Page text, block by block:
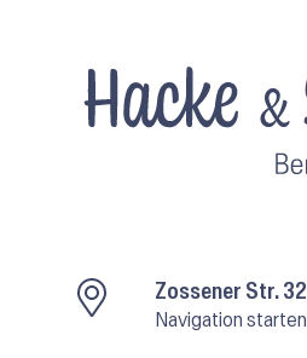
Zossener Str. 32
Navigation starten